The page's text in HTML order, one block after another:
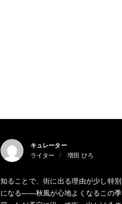
キュレーター
ライター
増田 ひろ
知ることで、街に出る理由が少し特別
になる――秋風が心地よくなるこの季